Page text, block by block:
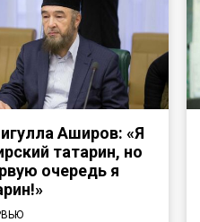
Аширов: «Я
татарин, но
очередь я